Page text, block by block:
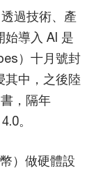
過技術、產
始導入 AI 是
）十月號封
其中，之後陸
，隔年
。
）做硬體設